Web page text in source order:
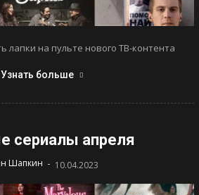
лапки на пульте нового ТВ-контента
Узнать больше
сериалы апреля
Шапкин - 10.04.2023